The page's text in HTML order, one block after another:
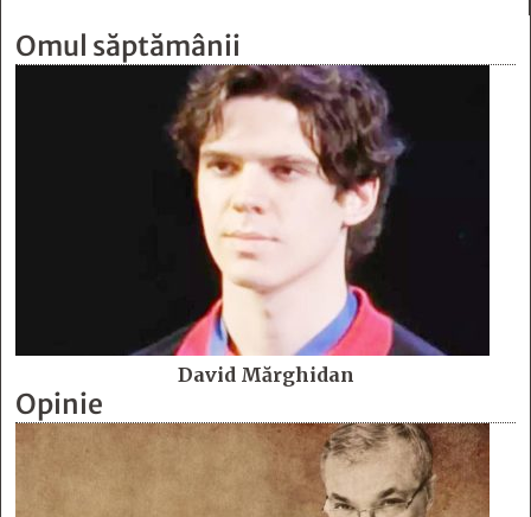
Omul săptămânii
David Mărghidan
Opinie